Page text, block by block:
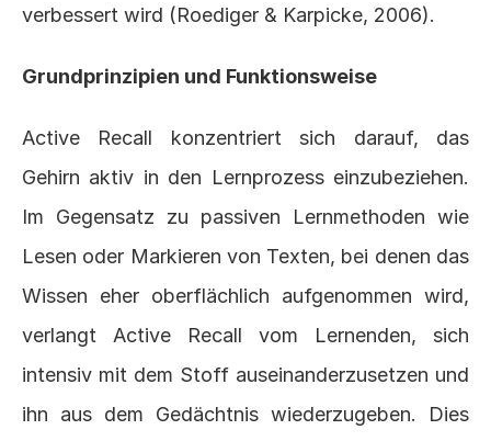
verbessert wird (Roediger & Karpicke, 2006).
Grundprinzipien und Funktionsweise
Active Recall konzentriert sich darauf, das
Gehirn aktiv in den Lernprozess einzubeziehen.
Im Gegensatz zu passiven Lernmethoden wie
Lesen oder Markieren von Texten, bei denen das
Wissen eher oberflächlich aufgenommen wird,
verlangt Active Recall vom Lernenden, sich
intensiv mit dem Stoff auseinanderzusetzen und
ihn aus dem Gedächtnis wiederzugeben. Dies